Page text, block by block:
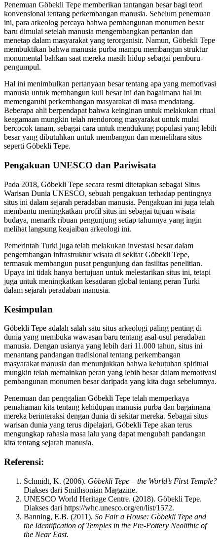
Penemuan Göbekli Tepe memberikan tantangan besar bagi teori
konvensional tentang perkembangan manusia. Sebelum penemuan
ini, para arkeolog percaya bahwa pembangunan monumen besar
baru dimulai setelah manusia mengembangkan pertanian dan
menetap dalam masyarakat yang terorganisir. Namun, Göbekli Tepe
membuktikan bahwa manusia purba mampu membangun struktur
monumental bahkan saat mereka masih hidup sebagai pemburu-
pengumpul.
Hal ini menimbulkan pertanyaan besar tentang apa yang memotivasi
manusia untuk membangun kuil besar ini dan bagaimana hal itu
memengaruhi perkembangan masyarakat di masa mendatang.
Beberapa ahli berpendapat bahwa keinginan untuk melakukan ritual
keagamaan mungkin telah mendorong masyarakat untuk mulai
bercocok tanam, sebagai cara untuk mendukung populasi yang lebih
besar yang dibutuhkan untuk membangun dan memelihara situs
seperti Göbekli Tepe.
Pengakuan UNESCO dan Pariwisata
Pada 2018, Göbekli Tepe secara resmi ditetapkan sebagai Situs
Warisan Dunia UNESCO, sebuah pengakuan terhadap pentingnya
situs ini dalam sejarah peradaban manusia. Pengakuan ini juga telah
membantu meningkatkan profil situs ini sebagai tujuan wisata
budaya, menarik ribuan pengunjung setiap tahunnya yang ingin
melihat langsung keajaiban arkeologi ini.
Pemerintah Turki juga telah melakukan investasi besar dalam
pengembangan infrastruktur wisata di sekitar Göbekli Tepe,
termasuk membangun pusat pengunjung dan fasilitas penelitian.
Upaya ini tidak hanya bertujuan untuk melestarikan situs ini, tetapi
juga untuk meningkatkan kesadaran global tentang peran Turki
dalam sejarah peradaban manusia.
Kesimpulan
Göbekli Tepe adalah salah satu situs arkeologi paling penting di
dunia yang membuka wawasan baru tentang asal-usul peradaban
manusia. Dengan usianya yang lebih dari 11.000 tahun, situs ini
menantang pandangan tradisional tentang perkembangan
masyarakat manusia dan menunjukkan bahwa kebutuhan spiritual
mungkin telah memainkan peran yang lebih besar dalam memotivasi
pembangunan monumen besar daripada yang kita duga sebelumnya.
Penemuan dan penggalian Göbekli Tepe telah memperkaya
pemahaman kita tentang kehidupan manusia purba dan bagaimana
mereka berinteraksi dengan dunia di sekitar mereka. Sebagai situs
warisan dunia yang terus dipelajari, Göbekli Tepe akan terus
mengungkap rahasia masa lalu yang dapat mengubah pandangan
kita tentang sejarah manusia.
Referensi:
Schmidt, K. (2006). Göbekli Tepe – the World’s First Temple?
Diakses dari Smithsonian Magazine.
UNESCO World Heritage Centre. (2018). Göbekli Tepe.
Diakses dari https://whc.unesco.org/en/list/1572.
Banning, E.B. (2011). So Fair a House: Göbekli Tepe and
the Identification of Temples in the Pre-Pottery Neolithic of
the Near East.